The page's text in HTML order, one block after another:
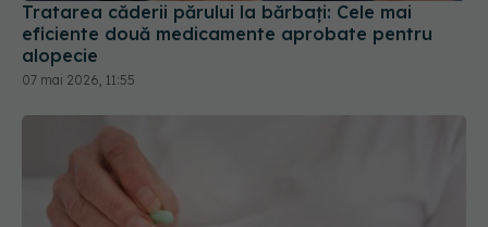
Tratarea căderii părului la bărbați: Cele mai
eficiente două medicamente aprobate pentru
alopecie
07 mai 2026, 11:55